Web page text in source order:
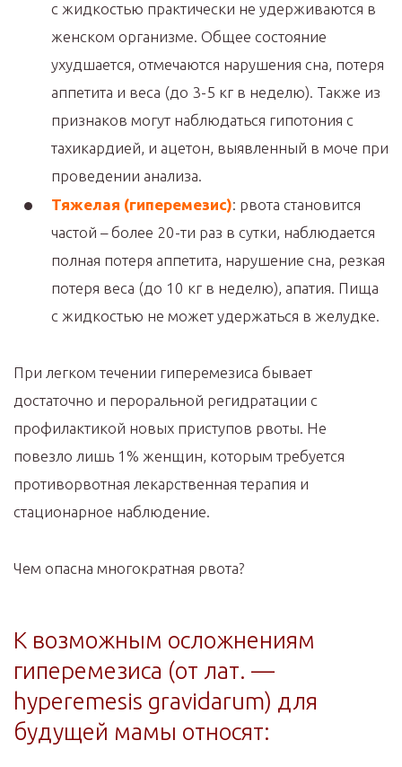
с жидкостью практически не удерживаются в
женском организме. Общее состояние
ухудшается, отмечаются нарушения сна, потеря
аппетита и веса (до 3-5 кг в неделю). Также из
признаков могут наблюдаться гипотония с
тахикардией, и ацетон, выявленный в моче при
проведении анализа.
Тяжелая (гиперемезис): рвота становится
частой – более 20-ти раз в сутки, наблюдается
полная потеря аппетита, нарушение сна, резкая
потеря веса (до 10 кг в неделю), апатия. Пища
с жидкостью не может удержаться в желудке.
При легком течении гиперемезиса бывает
достаточно и пероральной регидратации с
профилактикой новых приступов рвоты. Не
повезло лишь 1% женщин, которым требуется
противорвотная лекарственная терапия и
стационарное наблюдение.
Чем опасна многократная рвота?
К возможным осложнениям
гиперемезиса (от лат. —
hyperemesis gravidarum) для
будущей мамы относят: